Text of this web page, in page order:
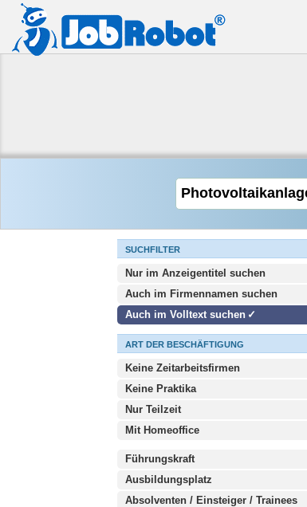
SUCHFILTER
Nur im Anzeigentitel suchen
Auch im Firmennamen suchen
Auch im Volltext suchen
ART DER BESCHÄFTIGUNG
Keine Zeitarbeitsfirmen
Keine Praktika
Nur Teilzeit
Mit Homeoffice
Führungskraft
Ausbildungsplatz
Absolventen / Einsteiger / Trainees